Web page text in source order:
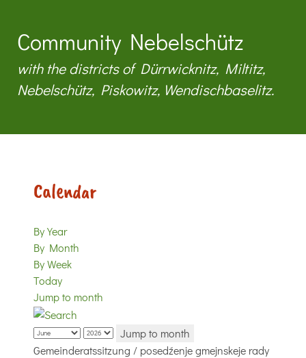
Community Nebelschütz
with the districts of Dürrwicknitz, Miltitz,
Nebelschütz, Piskowitz, Wendischbaselitz.
Calendar
By Year
By Month
By Week
Today
Jump to month
Jump to month
Gemeinderatssitzung / posedźenje gmejnskeje rady